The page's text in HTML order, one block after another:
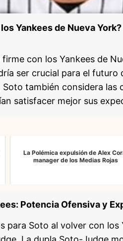
Yankees de Nueva
con los Yankees de
ser crucial para el futuro
también considera las
satisfacer mejor sus
La Polémica expulsión de Alex
manager de los Medias Rojas
Potencia Ofensiva y
para Soto al volver con los